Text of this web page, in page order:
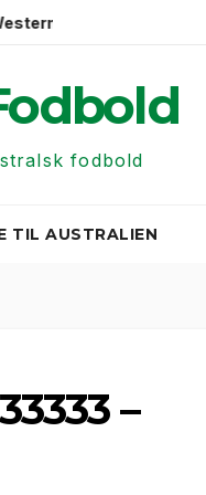
FC
fodbold
TIL AUSTRALIEN
–